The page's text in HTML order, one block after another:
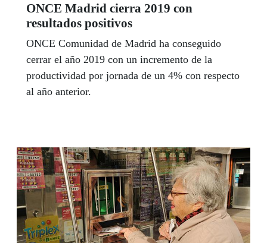
ONCE Madrid cierra 2019 con
resultados positivos
ONCE Comunidad de Madrid ha conseguido
cerrar el año 2019 con un incremento de la
productividad por jornada de un 4% con respecto
al año anterior.